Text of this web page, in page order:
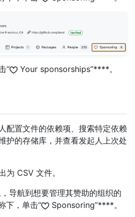
“ Your sponsorships”****。
配置文件的依赖项、搜索特定依赖
护的存储库，并查看发起人上次处
为 CSV 文件。
导航到想要管理其赞助的组织的
下，单击“
Sponsoring”****。